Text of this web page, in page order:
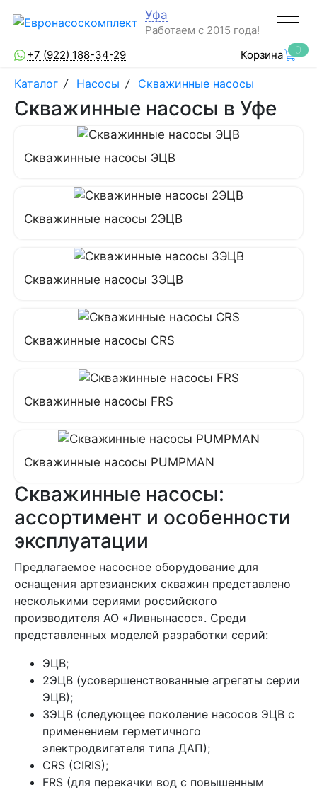
Уфа
Работаем с 2015 года!
+7 (922) 188-34-29
Корзина 0
Каталог / Насосы / Скважинные насосы
Скважинные насосы в Уфе
Скважинные насосы ЭЦВ
Скважинные насосы 2ЭЦВ
Скважинные насосы 3ЭЦВ
Скважинные насосы CRS
Скважинные насосы FRS
Скважинные насосы PUMPMAN
Скважинные насосы:
ассортимент и особенности
эксплуатации
Предлагаемое насосное оборудование для
оснащения артезианских скважин представлено
несколькими сериями российского
производителя АО «Ливнынасос». Среди
представленных моделей разработки серий:
ЭЦВ;
2ЭЦВ (усовершенствованные агрегаты серии
ЭЦВ);
3ЭЦВ (следующее поколение насосов ЭЦВ с
применением герметичного
электродвигателя типа ДАП);
CRS (CIRIS);
FRS (для перекачки вод с повышенным